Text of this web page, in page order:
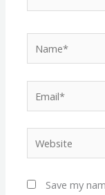
Website
Save my